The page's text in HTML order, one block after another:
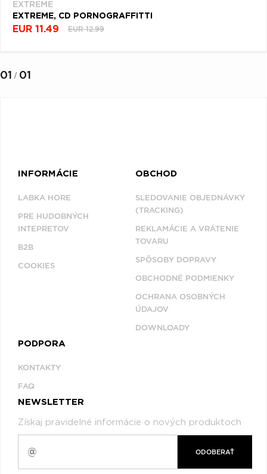
EXTREME
EXTREME, CD PORNOGRAFFITTI
EUR 11.49 EUR 12.99
01 / 01
INFORMÁCIE
LABKA HORE
PRE HUDOBNÝCH
INTEPRETOV
B2B
COOKIES
OBCHOD
SLEDOVANIE OBJEDNÁVKY
(TRACKING)
REKLAMÁCIE A VRÁTENIE
TOVARU
SPÔSOBY DOPRAVY
OBCHODNÉ PODMIENKY
OCHRANA OSOBNÝCH
ÚDAJOV
DOWNLOADY
PODPORA
KONTAKTY
FAQ
NEWSLETTER
Získaj pravidelné informácie o nových produktoch
ODOBERAŤ